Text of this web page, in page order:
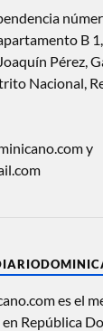
B
Pérez,
Nacional,
y
es el
República